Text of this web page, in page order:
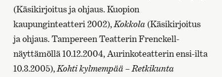
(Käsikirjoitus ja ohjaus. Kuopion
kaupunginteatteri 2002), Kokkola(Käsikirjoitus
ja ohjaus. Tampereen Teatterin Frenckell-
näyttämöllä 10.12.2004, Aurinkoteatterin ensi-ilta
10.3.2005), Kohti kylmempää – Retkikunta